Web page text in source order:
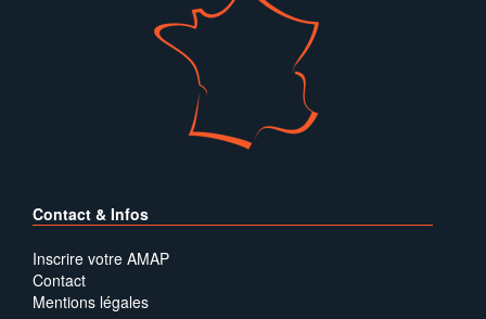
Contact & Infos
Inscrire votre AMAP
Contact
Mentions légales